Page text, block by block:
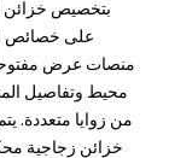
على خصائص
منصات عرض مفتوحة
محيط وتفاصيل
من زوايا متعددة.
خزائن زجاجية